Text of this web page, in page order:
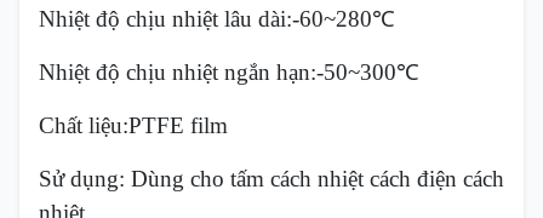
Nhiệt độ chịu nhiệt lâu dài:-60~280℃
Nhiệt độ chịu nhiệt ngắn hạn:-50~300℃
Chất liệu:PTFE film
Sử dụng: Dùng cho tấm cách nhiệt cách điện cách
nhiệt